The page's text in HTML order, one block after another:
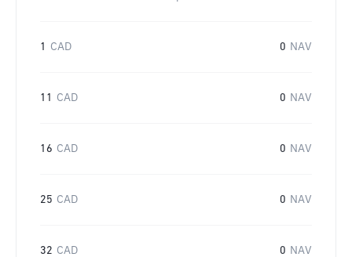
1 CAD 0 NAV
11 CAD 0 NAV
16 CAD 0 NAV
25 CAD 0 NAV
32 CAD 0 NAV